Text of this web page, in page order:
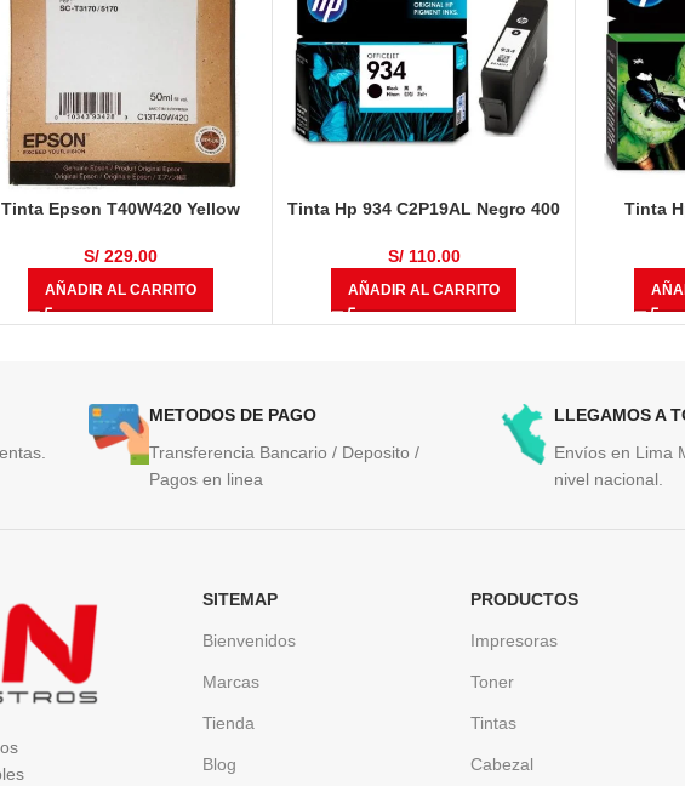
Tinta Epson T40W420 Yellow
S/ 229.00
AÑADIR AL CARRITO
Tinta Hp 934 C2P19AL Negro 400
S/110.00
AÑADIR AL CARRITO
Tinta
METODOS DE PAGO
Transferencia Bancario / Deposito /
Pagos en linea
LLEGAMOS A
Envíos en Lima
nivel nacional.
SITEMAP
Bienvenidos
Marcas
Tienda
Blog
PRODUCTOS
Impresoras
Toner
Tintas
Cabezal